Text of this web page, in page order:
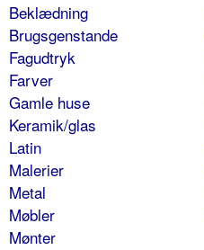
Beklædning
Brugsgenstande
Fagudtryk
Farver
Gamle huse
Keramik/glas
Latin
Malerier
Metal
Møbler
Mønter